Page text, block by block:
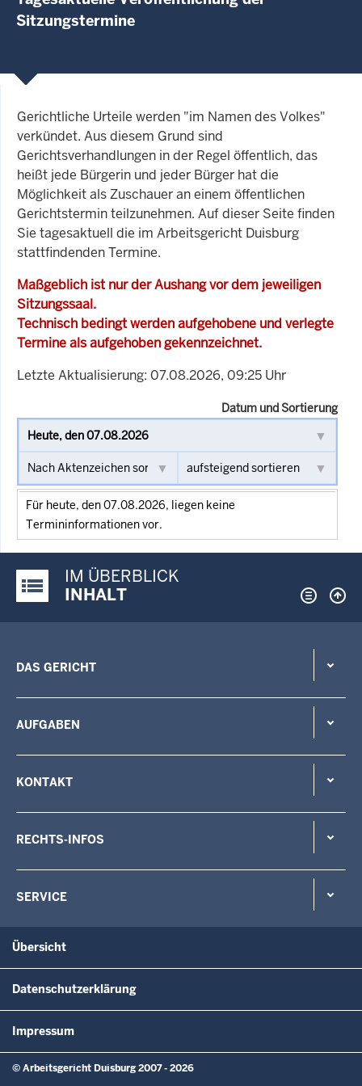
Sitzungstermine
Gerichtliche Urteile werden "im Namen des Volkes"
verkündet. Aus diesem Grund sind
Gerichtsverhandlungen in der Regel öffentlich, das
heißt jede Bürgerin und jeder Bürger hat die
Möglichkeit als Zuschauer an einem öffentlichen
Gerichtstermin teilzunehmen. Auf dieser Seite finden
Sie tagesaktuell die im Arbeitsgericht Duisburg
stattfindenden Termine.
Maßgeblich ist nur der Aushang vor dem jeweiligen
Sitzungssaal.
Technisch bedingt werden aufgehobene und verlegte
Termine als aufgehoben gekennzeichnet.
Letzte Aktualisierung: 07.08.2026, 09:25 Uhr
Datum und Sortierung
Für heute, den 07.08.2026, liegen keine
Termininformationen vor.
Justiz-Portal im Überblick:
IM ÜBERBLICK
INHALT
DAS GERICHT
AUFGABEN
KONTAKT
RECHTS-INFOS
SERVICE
Übersicht
Datenschutzerklärung
Impressum
© Arbeitsgericht Duisburg 2007 - 2026